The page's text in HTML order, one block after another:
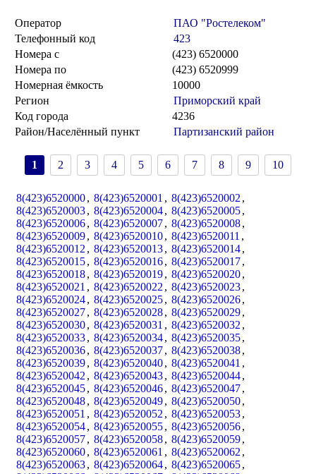
Оператор
ПАО "Ростелеком"
Телефонный код
423
Номера с
(423) 6520000
Номера по
(423) 6520999
Номерная ёмкость
10000
Регион
Приморский край
Код города
4236
Район/Населённый пункт
Партизанский район
1 2 3 4 5 6 7 8 9 10
8(423)6520000, 8(423)6520001 , 8(423)6520002 ,
8(423)6520003, 8(423)6520004, 8(423)6520005,
8(423)6520006, 8(423)6520007, 8(423)6520008,
8(423)6520009, 8(423)6520010, 8(423)6520011 ,
8(423)6520012 , 8(423)6520013, 8(423)6520014,
8(423)6520015, 8(423)6520016, 8(423)6520017,
8(423)6520018, 8(423)6520019, 8(423)6520020,
8(423)6520021 , 8(423)6520022 , 8(423)6520023,
8(423)6520024, 8(423)6520025, 8(423)6520026,
8(423)6520027, 8(423)6520028, 8(423)6520029,
8(423)6520030, 8(423)6520031 , 8(423)6520032 ,
8(423)6520033, 8(423)6520034, 8(423)6520035,
8(423)6520036, 8(423)6520037, 8(423)6520038,
8(423)6520039, 8(423)6520040, 8(423)6520041 ,
8(423)6520042 , 8(423)6520043, 8(423)6520044,
8(423)6520045, 8(423)6520046, 8(423)6520047,
8(423)6520048, 8(423)6520049, 8(423)6520050,
8(423)6520051 , 8(423)6520052 , 8(423)6520053,
8(423)6520054, 8(423)6520055, 8(423)6520056,
8(423)6520057, 8(423)6520058, 8(423)6520059,
8(423)6520060, 8(423)6520061 , 8(423)6520062 ,
8(423)6520063, 8(423)6520064, 8(423)6520065,